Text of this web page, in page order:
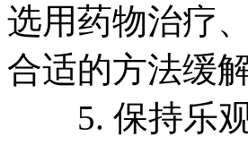
选用药物治疗
合适的方法缓
5. 保持乐观